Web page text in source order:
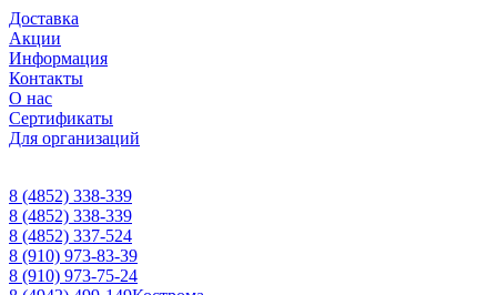
Доставка
Акции
Информация
Контакты
О нас
Сертификаты
Для организаций
8 (4852) 338-339
8 (4852) 338-339
8 (4852) 337-524
8 (910) 973-83-39
8 (910) 973-75-24